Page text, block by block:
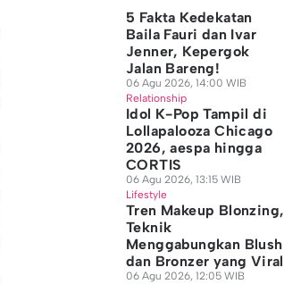
5 Fakta Kedekatan
Baila Fauri dan Ivar
Jenner, Kepergok
Jalan Bareng!
06 Agu 2026, 14:00 WIB
Relationship
Idol K-Pop Tampil di
Lollapalooza Chicago
2026, aespa hingga
CORTIS
06 Agu 2026, 13:15 WIB
Lifestyle
Tren Makeup Blonzing,
Teknik
Menggabungkan Blush
dan Bronzer yang Viral
06 Agu 2026, 12:05 WIB